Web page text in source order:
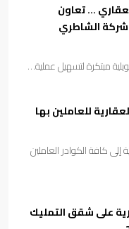
… تعاون
الشاطري
مبتكرة لتسهيل عملية…
للعاملين بها
كافة الكوادر العاملين
على شقق التمليك